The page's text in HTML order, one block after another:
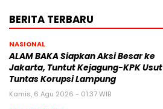
BERITA TERBARU
NASIONAL
ALAM BAKA Siapkan Aksi Besar ke
Jakarta, Tuntut Kejagung-KPK Usut
Tuntas Korupsi Lampung
Kamis, 6 Agu 2026 - 01:37 WIB